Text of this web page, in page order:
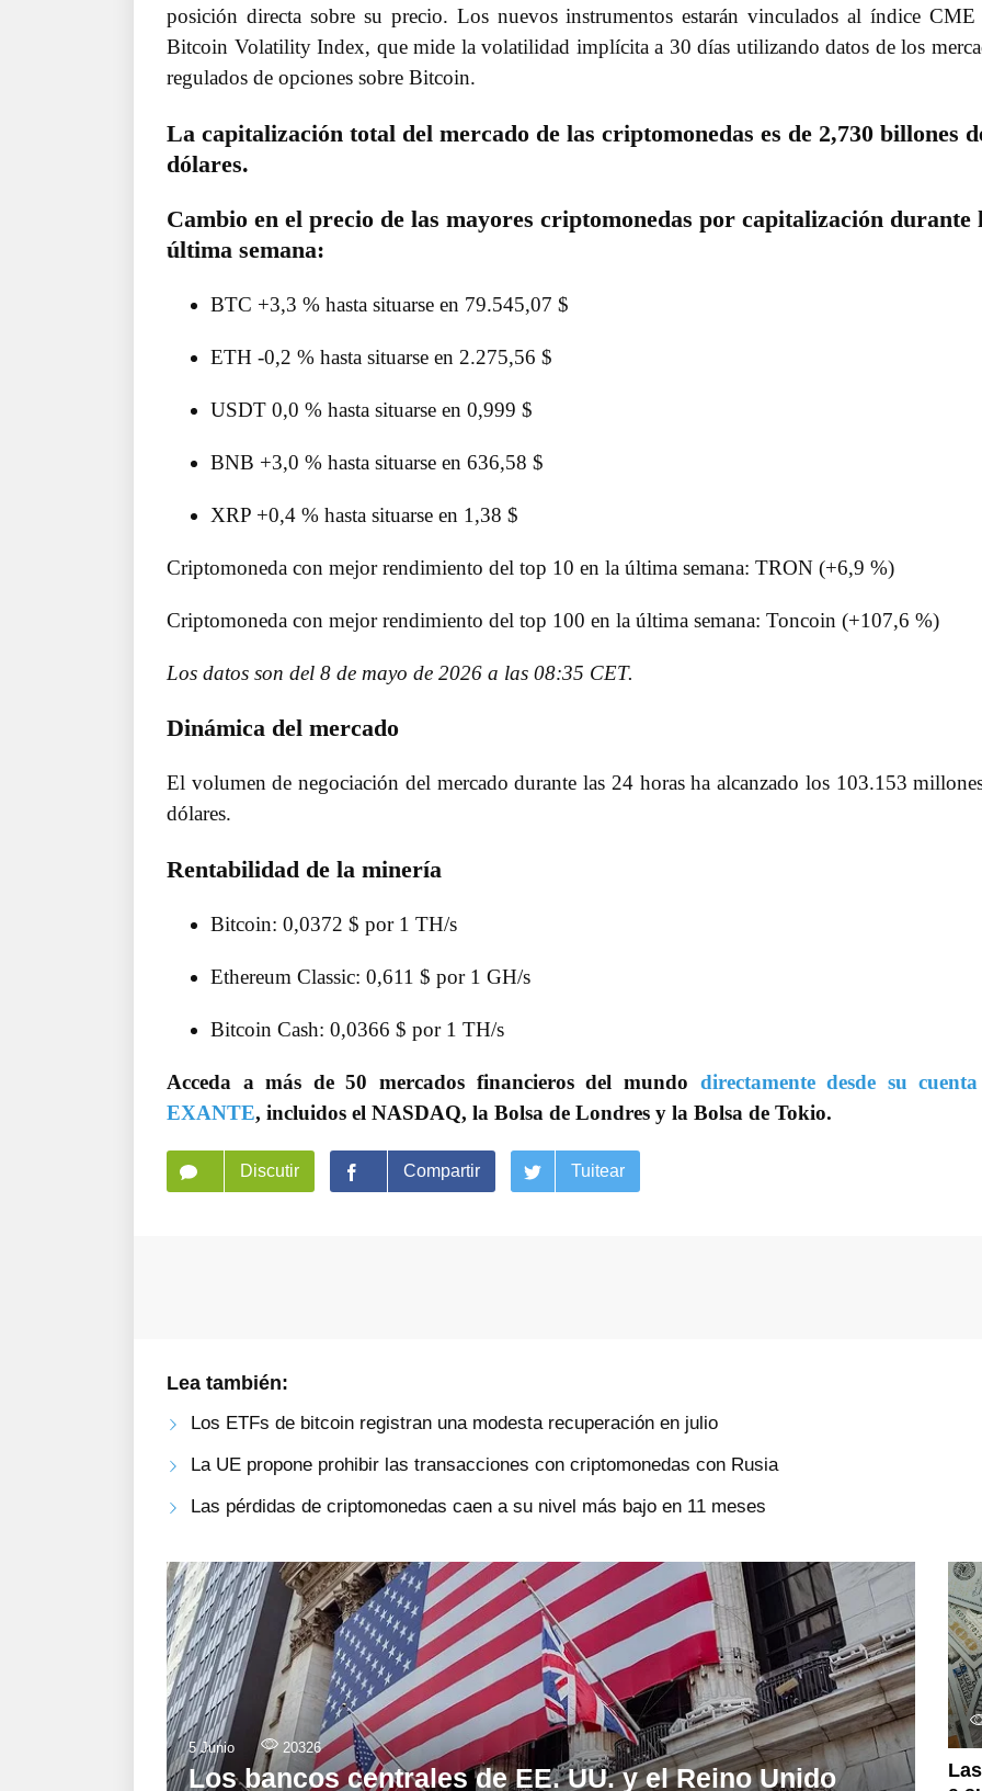
posición directa sobre su precio. Los nuevos instrumentos estarán vinculados al índice
Bitcoin Volatility Index, que mide la volatilidad implícita a 30 días utilizando datos de los
regulados de opciones sobre Bitcoin.
La capitalización total del mercado de las criptomonedas es de 2,730 billones
dólares.
Cambio en el precio de las mayores criptomonedas por capitalización durante
última semana:
BTC +3,3 % hasta situarse en 79.545,07 $
ETH -0,2 % hasta situarse en 2.275,56 $
USDT 0,0 % hasta situarse en 0,999 $
BNB +3,0 % hasta situarse en 636,58 $
XRP +0,4 % hasta situarse en 1,38 $
Criptomoneda con mejor rendimiento del top 10 en la última semana: TRON (+6,9 %)
Criptomoneda con mejor rendimiento del top 100 en la última semana: Toncoin (+107,6 %)
Los datos son del 8 de mayo de 2026 a las 08:35 CET.
Dinámica del mercado
El volumen de negociación del mercado durante las 24 horas ha alcanzado los 103.153
dólares.
Rentabilidad de la minería
Bitcoin: 0,0372 $ por 1 TH/s
Ethereum Classic: 0,611 $ por 1 GH/s
Bitcoin Cash: 0,0366 $ por 1 TH/s
Acceda a más de 50 mercados financieros del mundo directamente desde su
EXANTE, incluidos el NASDAQ, la Bolsa de Londres y la Bolsa de Tokio.
Discutir Compartir Tuitear
Lea también:
Los ETFs de bitcoin registran una modesta recuperación en julio
La UE propone prohibir las transacciones con criptomonedas con Rusia
Las pérdidas de criptomonedas caen a su nivel más bajo en 11 meses
5 Junio 20326
Los bancos centrales de EE. UU. y el Reino Unido